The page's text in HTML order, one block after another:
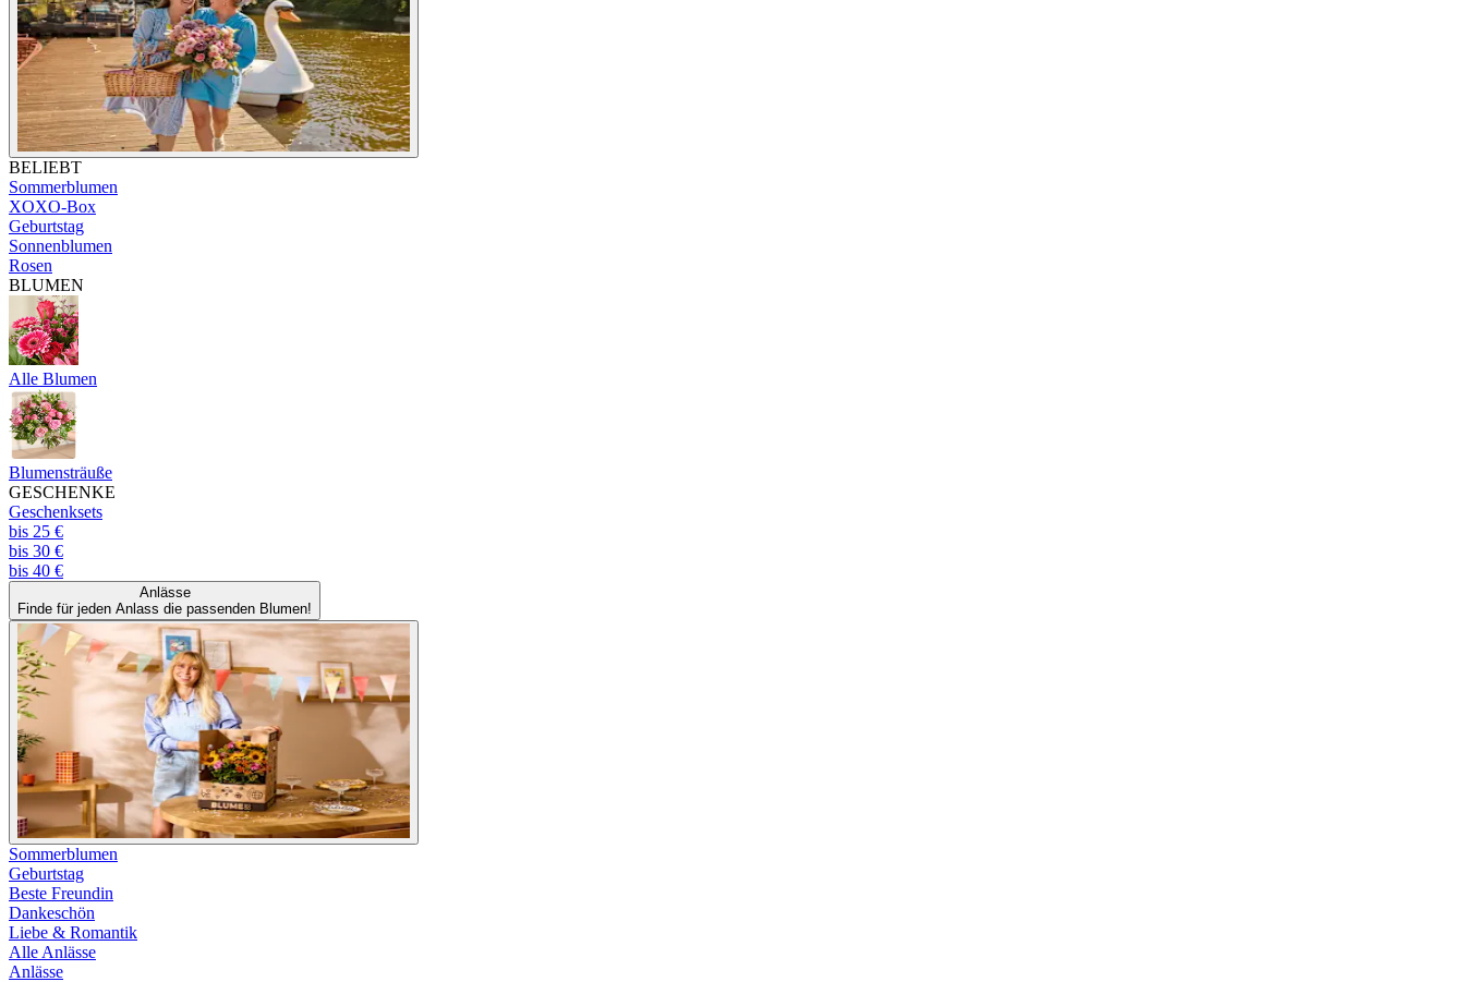
BELIEBT
Sommerblumen
XOXO-Box
Geburtstag
Sonnenblumen
Rosen
BLUMEN
Alle Blumen
Blumensträuße
GESCHENKE
Geschenksets
bis 25 €
bis 30 €
bis 40 €
Anlässe
Finde für jeden Anlass die passenden Blumen!
Sommerblumen
Geburtstag
Beste Freundin
Dankeschön
Liebe & Romantik
Alle Anlässe
Anlässe